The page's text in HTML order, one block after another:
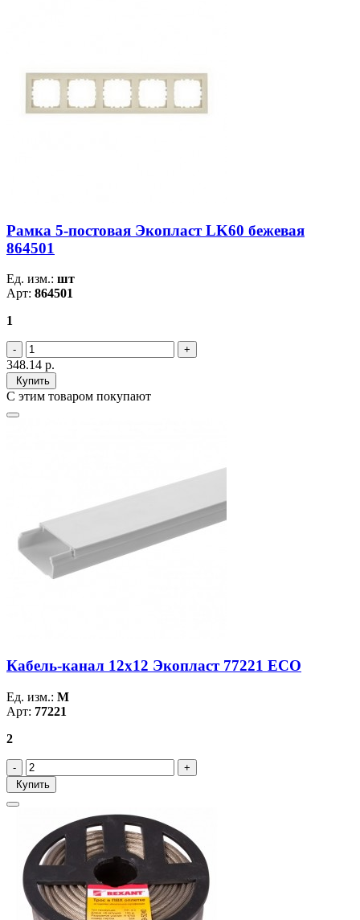
Рамка 5-постовая Экопласт LK60 бежевая
864501
Ед. изм.: шт
Арт: 864501
1
348.14 р.
Купить
С этим товаром покупают
Кабель-канал 12х12 Экопласт 77221 ECO
Ед. изм.: М
Арт: 77221
2
Купить